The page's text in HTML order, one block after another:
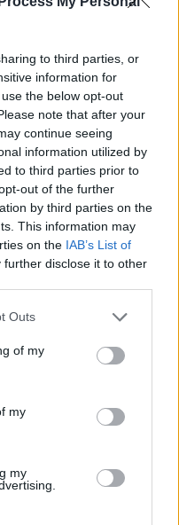
to third parties, or
information for
the below opt-out
note that after your
continue seeing
information utilized by
to third parties prior to
out of the further
by third parties on the
This information may
on the IAB’s List of
further disclose it to other
Outs
of my
my
my
con 46 puntos, 11
durante los
en un partido, pero
!
#WhateverItTakes
26 de mayo de 2018
parte de James está
aunque por
nada. LeBron disputó
48 posibles. Sobre